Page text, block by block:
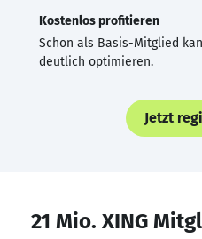
Kostenlos profitieren
Schon als Basis-Mitglied
deutlich optimieren.
Jetzt
21 Mio. XING